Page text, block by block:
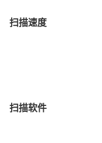
扫描速度
扫描软件